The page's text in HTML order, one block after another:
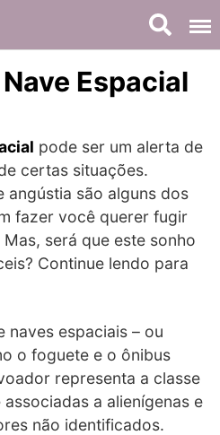
Espacial
pode ser um alerta de
certas situações.
angústia são alguns dos
fazer você querer fugir
será que este sonho
Continue lendo para
naves espaciais – ou
o foguete e o ônibus
representa a classe
a alienígenas e
não identificados.